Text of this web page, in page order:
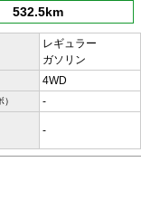
532.5km
レギュラー
ガソリン
4WD
-
-